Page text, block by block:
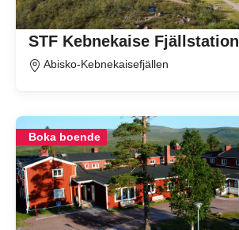
STF Kebnekaise Fjällstation
Abisko-Kebnekaisefjällen
Boka boende